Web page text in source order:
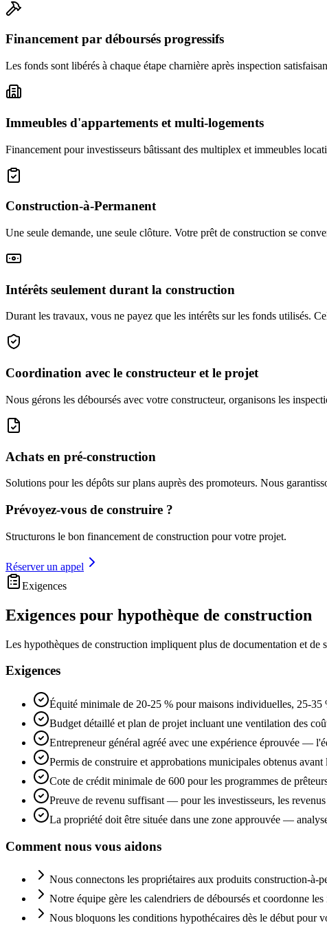
Financement par déboursés progressifs
Les fonds sont libérés à chaque étape charnière après inspection
Immeubles d'appartements et multi-logements
Financement pour investisseurs bâtissant des multiplex et immeubles
Construction-à-Permanent
Une seule demande, une seule clôture. Votre prêt de construction se
Intérêts seulement durant la construction
Durant les travaux, vous ne payez que les intérêts sur les fonds utilisés.
Coordination avec le constructeur et le projet
Nous gérons les déboursés avec votre constructeur, organisons les
Achats en pré-construction
Solutions pour les dépôts sur plans auprès des promoteurs. Nous
Prévoyez-vous de construire ?
Structurons le bon financement de construction pour votre projet.
Réserver un appel
Exigences
Exigences pour hypothèque de construction
Les hypothèques de construction impliquent plus de documentation et de
Exigences
Équité minimale de 20-25 % pour maisons individuelles, 25-
Budget détaillé et plan de projet incluant une ventilation des
Entrepreneur général agréé avec une expérience éprouvée —
Permis de construire et approbations municipales obtenus avant
Cote de crédit minimale de 600 pour les programmes de
Preuve de revenu suffisant — pour les investisseurs, les
La propriété doit être située dans une zone approuvée —
Comment nous vous aidons
Nous connectons les propriétaires aux produits construction-à-
Notre équipe gère les calendriers de déboursés et coordonne
Nous bloquons les conditions hypothécaires dès le début pour